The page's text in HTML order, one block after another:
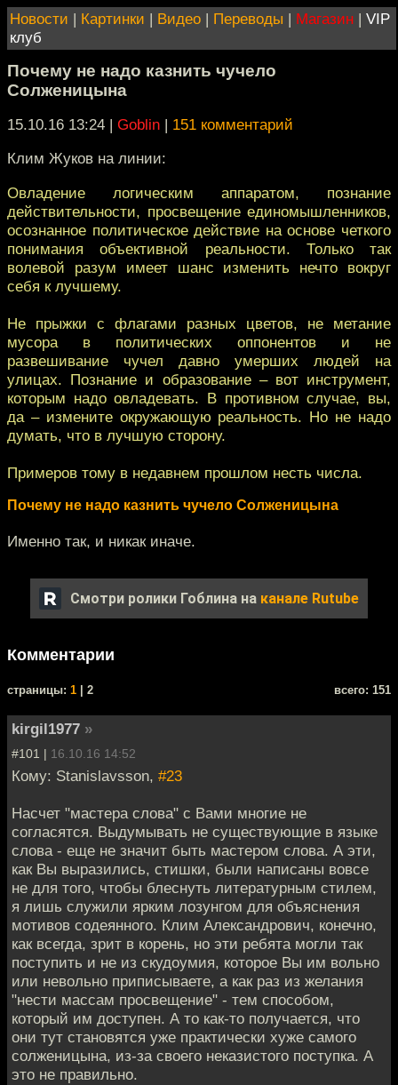
Новости | Картинки | Видео | Переводы | Магазин | VIP
клуб
Почему не надо казнить чучело
Солженицына
15.10.16 13:24 | Goblin | 151 комментарий
Клим Жуков на линии:
Овладение логическим аппаратом, познание
действительности, просвещение единомышленников,
осознанное политическое действие на основе четкого
понимания объективной реальности. Только так
волевой разум имеет шанс изменить нечто вокруг
себя к лучшему.
Не прыжки с флагами разных цветов, не метание
мусора в политических оппонентов и не
развешивание чучел давно умерших людей на
улицах. Познание и образование – вот инструмент,
которым надо овладевать. В противном случае, вы,
да – измените окружающую реальность. Но не надо
думать, что в лучшую сторону.
Примеров тому в недавнем прошлом несть числа.
Почему не надо казнить чучело Солженицына
Именно так, и никак иначе.
Смотри ролики Гоблина на канале Rutube
Комментарии
cтраницы: 1 | 2 всего: 151
kirgil1977 »
#101 | 16.10.16 14:52
Кому: Stanislavsson, #23
Насчет "мастера слова" с Вами многие не
согласятся. Выдумывать не существующие в языке
слова - еще не значит быть мастером слова. А эти,
как Вы выразились, стишки, были написаны вовсе
не для того, чтобы блеснуть литературным стилем,
я лишь служили ярким лозунгом для объяснения
мотивов содеянного. Клим Александрович, конечно,
как всегда, зрит в корень, но эти ребята могли так
поступить и не из скудоумия, которое Вы им вольно
или невольно приписываете, а как раз из желания
"нести массам просвещение" - тем способом,
который им доступен. А то как-то получается, что
они тут становятся уже практически хуже самого
солженицына, из-за своего неказистого поступка. А
это не правильно.